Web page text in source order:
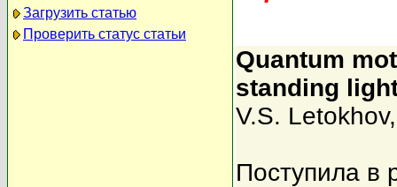
Загрузить статью
Проверить статус статьи
Quantum
standing
V.S. Letokhov
Поступила в